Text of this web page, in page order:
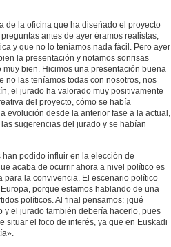
de la oficina que ha diseñado el proyecto
antes de ayer éramos realistas,
y que no lo teníamos nada fácil. Pero ayer
la presentación y notamos sonrisas
bien. Hicimos una presentación buena
no las teníamos todas con nosotros, nos
el jurado ha valorado muy positivamente
del proyecto, cómo se había
evolución desde la anterior fase a la actual,
sugerencias del jurado y se habían
podido influir en la elección de
acaba de ocurrir ahora a nivel político es
para la convivencia. El escenario político
porque estamos hablando de una
políticos. Al final pensamos: ¡qué
y el jurado también debería hacerlo, pues
situar el foco de interés, ya que en Euskadi